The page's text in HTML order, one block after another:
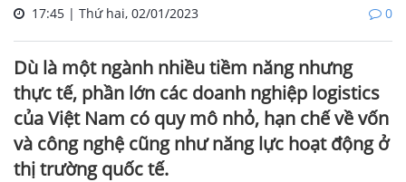
17:45 | Thứ hai, 02/01/2023 0
Dù là một ngành nhiều tiềm năng nhưng
thực tế, phần lớn các doanh nghiệp logistics
của Việt Nam có quy mô nhỏ, hạn chế về vốn
và công nghệ cũng như năng lực hoạt động ở
thị trường quốc tế.